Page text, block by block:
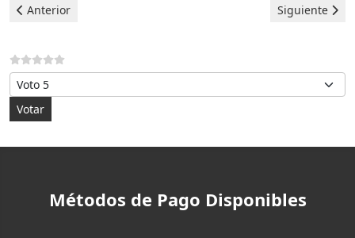
Artículo anterior: Hotpoint Lavavajillas - Error F03
Anterior Artículo
Siguiente
Por favor, vote
Métodos de Pago Disponibles